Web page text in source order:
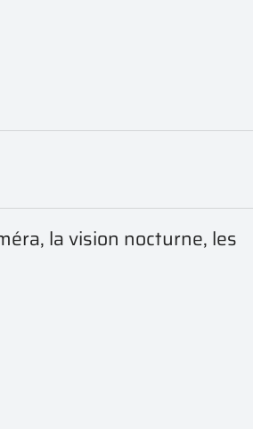
la vision nocturne, les